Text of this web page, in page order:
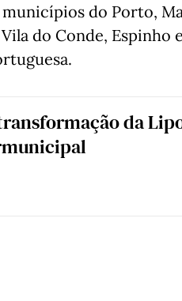
do Porto,
do Conde, Espinho
da